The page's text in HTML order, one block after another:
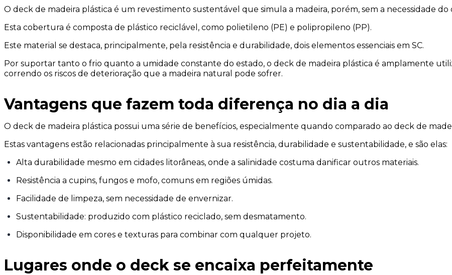
O deck de madeira plástica é um revestimento sustentável que simula a madeira, porém, sem a necessidade
Esta cobertura é composta de plástico reciclável, como polietileno (PE) e polipropileno (PP).
Este material se destaca, principalmente, pela resistência e durabilidade, dois elementos essenciais em SC.
Por suportar tanto o frio quanto a umidade constante do estado, o deck de madeira plástica é amplamente
correndo os riscos de deterioração que a madeira natural pode sofrer.
Vantagens que fazem toda diferença no dia a dia
O deck de madeira plástica possui uma série de benefícios, especialmente quando comparado ao deck de
Estas vantagens estão relacionadas principalmente à sua resistência, durabilidade e sustentabilidade, e são elas:
Alta durabilidade mesmo em cidades litorâneas, onde a salinidade costuma danificar outros materiais.
Resistência a cupins, fungos e mofo, comuns em regiões úmidas.
Facilidade de limpeza, sem necessidade de envernizar.
Sustentabilidade: produzido com plástico reciclado, sem desmatamento.
Disponibilidade em cores e texturas para combinar com qualquer projeto.
Lugares onde o deck se encaixa perfeitamente